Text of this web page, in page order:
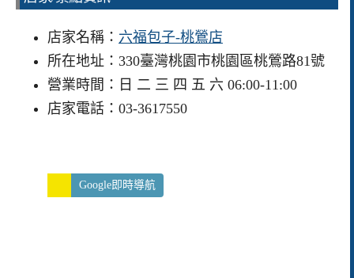
店家名稱： 六福包子-桃鶯店
所在地址：330臺灣桃園市桃園區桃鶯路81號
營業時間：日 二 三 四 五 六 06:00-11:00
店家電話：03-3617550
Google即時導航